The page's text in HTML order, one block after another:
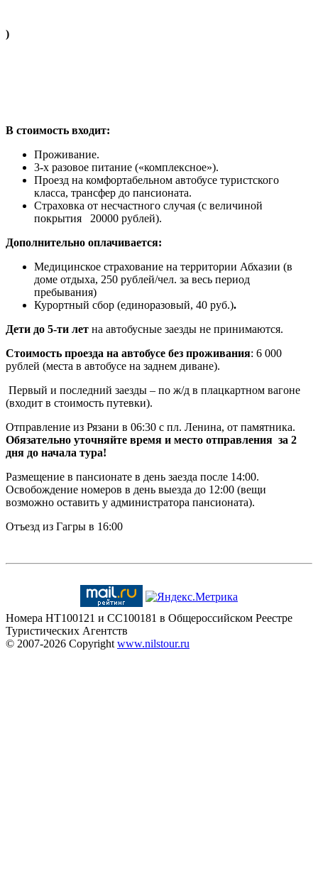
)
В стоимость входит:
Проживание.
3-х разовое питание («комплексное»).
Проезд на комфортабельном автобусе туристского
класса, трансфер до пансионата.
Страховка от несчастного случая (с величиной
покрытия 20000 рублей).
Дополнительно оплачивается:
Медицинское страхование на территории Абхазии (в
доме отдыха, 250 рублей/чел. за весь период
пребывания)
Курортный сбор (единоразовый, 40 руб.).
Дети до 5-ти лет на автобусные заезды не принимаются.
Стоимость проезда на автобусе без проживания: 6 000
рублей (места в автобусе на заднем диване).
Первый и последний заезды – по ж/д в плацкартном вагоне
(входит в стоимость путевки).
Отправление из Рязани в 06:30 с пл. Ленина, от памятника.
Обязательно уточняйте время и место отправления за 2
дня до начала тура!
Размещение в пансионате в день заезда после 14:00.
Освобождение номеров в день выезда до 12:00 (вещи
возможно оставить у администратора пансионата).
Отъезд из Гагры в 16:00
Номера HT100121 и CC100181 в Общероссийском Реестре
Туристических Агентств
© 2007-2026 Copyright www.nilstour.ru